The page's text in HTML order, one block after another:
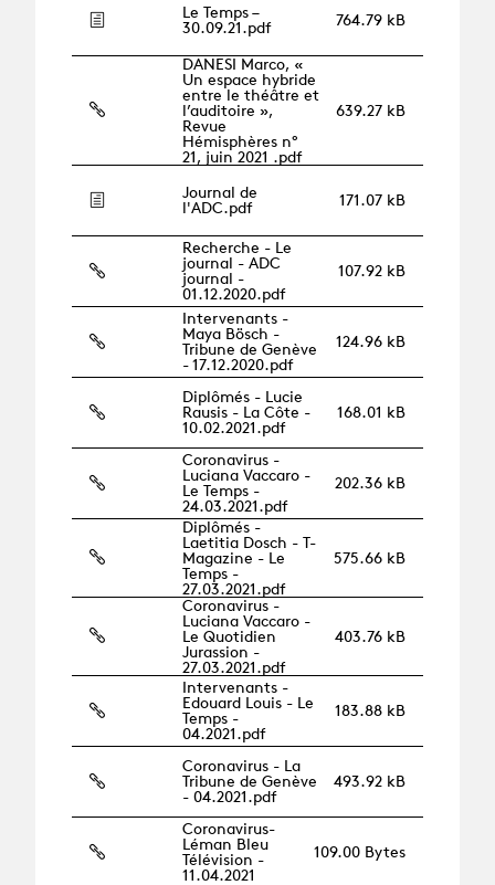
Le Temps –
30.09.21.pdf
764.79 kB
DANESI Marco, «
Un espace hybride
entre le théâtre et
l’auditoire »,
Revue
Hémisphères n°
21, juin 2021 .pdf
639.27 kB
Journal de
l'ADC.pdf
171.07 kB
Recherche - Le
journal - ADC
journal -
01.12.2020.pdf
107.92 kB
Intervenants -
Maya Bösch -
Tribune de Genève
- 17.12.2020.pdf
124.96 kB
Diplômés - Lucie
Rausis - La Côte -
10.02.2021.pdf
168.01 kB
Coronavirus -
Luciana Vaccaro -
Le Temps -
24.03.2021.pdf
202.36 kB
Diplômés -
Laetitia Dosch - T-
Magazine - Le
Temps -
27.03.2021.pdf
575.66 kB
Coronavirus -
Luciana Vaccaro -
Le Quotidien
Jurassion -
27.03.2021.pdf
403.76 kB
Intervenants -
Edouard Louis - Le
Temps -
04.2021.pdf
183.88 kB
Coronavirus - La
Tribune de Genève
- 04.2021.pdf
493.92 kB
Coronavirus-
Léman Bleu
Télévision -
11.04.2021
109.00 Bytes